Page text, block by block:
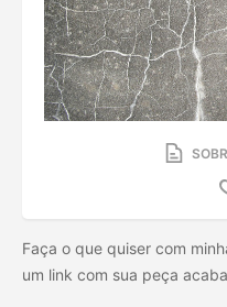
Faça o que quiser com
um link com sua peça